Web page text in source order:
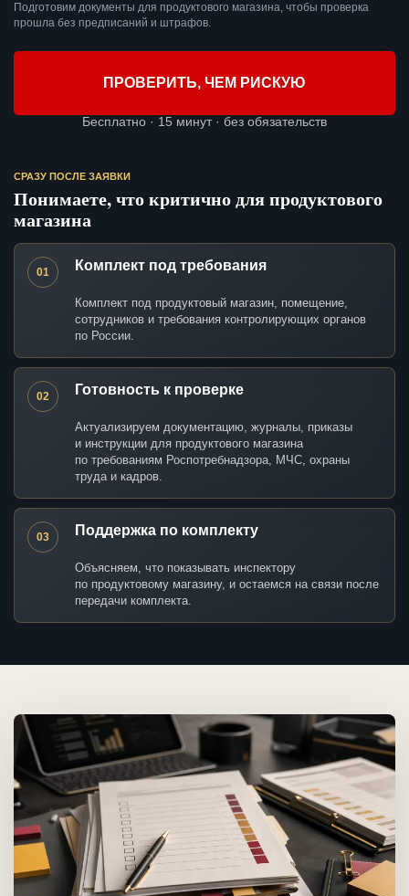
Подготовим документы для продуктового магазина, чтобы проверка
прошла без предписаний и штрафов.
ПРОВЕРИТЬ, ЧЕМ РИСКУЮ
Бесплатно · 15 минут · без обязательств
СРАЗУ ПОСЛЕ ЗАЯВКИ
Понимаете, что критично для продуктового
магазина
01 Комплект под требования
Комплект под продуктовый магазин, помещение,
сотрудников и требования контролирующих органов
по России.
02 Готовность к проверке
Актуализируем документацию, журналы, приказы
и инструкции для продуктового магазина
по требованиям Роспотребнадзора, МЧС, охраны
труда и кадров.
03 Поддержка по комплекту
Объясняем, что показывать инспектору
по продуктовому магазину, и остаемся на связи после
передачи комплекта.